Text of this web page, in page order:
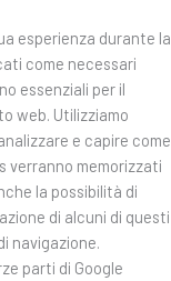
esperienza durante la
come necessari
essenziali per il
web. Utilizziamo
e capire come
verranno memorizzati
la possibilità di
di alcuni di questi
navigazione.
parti di Google